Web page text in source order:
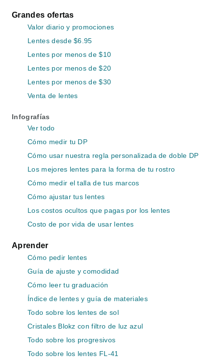
Grandes ofertas
Valor diario y promociones
Lentes desde $6.95
Lentes por menos de $10
Lentes por menos de $20
Lentes por menos de $30
Venta de lentes
Infografías
Ver todo
Cómo medir tu DP
Cómo usar nuestra regla personalizada de doble DP
Los mejores lentes para la forma de tu rostro
Cómo medir el talla de tus marcos
Cómo ajustar tus lentes
Los costos ocultos que pagas por los lentes
Costo de por vida de usar lentes
Aprender
Cómo pedir lentes
Guía de ajuste y comodidad
Cómo leer tu graduación
Índice de lentes y guía de materiales
Todo sobre los lentes de sol
Cristales Blokz con filtro de luz azul
Todo sobre los progresivos
Todo sobre los lentes FL-41